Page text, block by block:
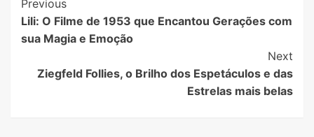
Previous
Lili: O Filme de 1953 que Encantou Gerações com
sua Magia e Emoção
Next
Ziegfeld Follies, o Brilho dos Espetáculos e das
Estrelas mais belas